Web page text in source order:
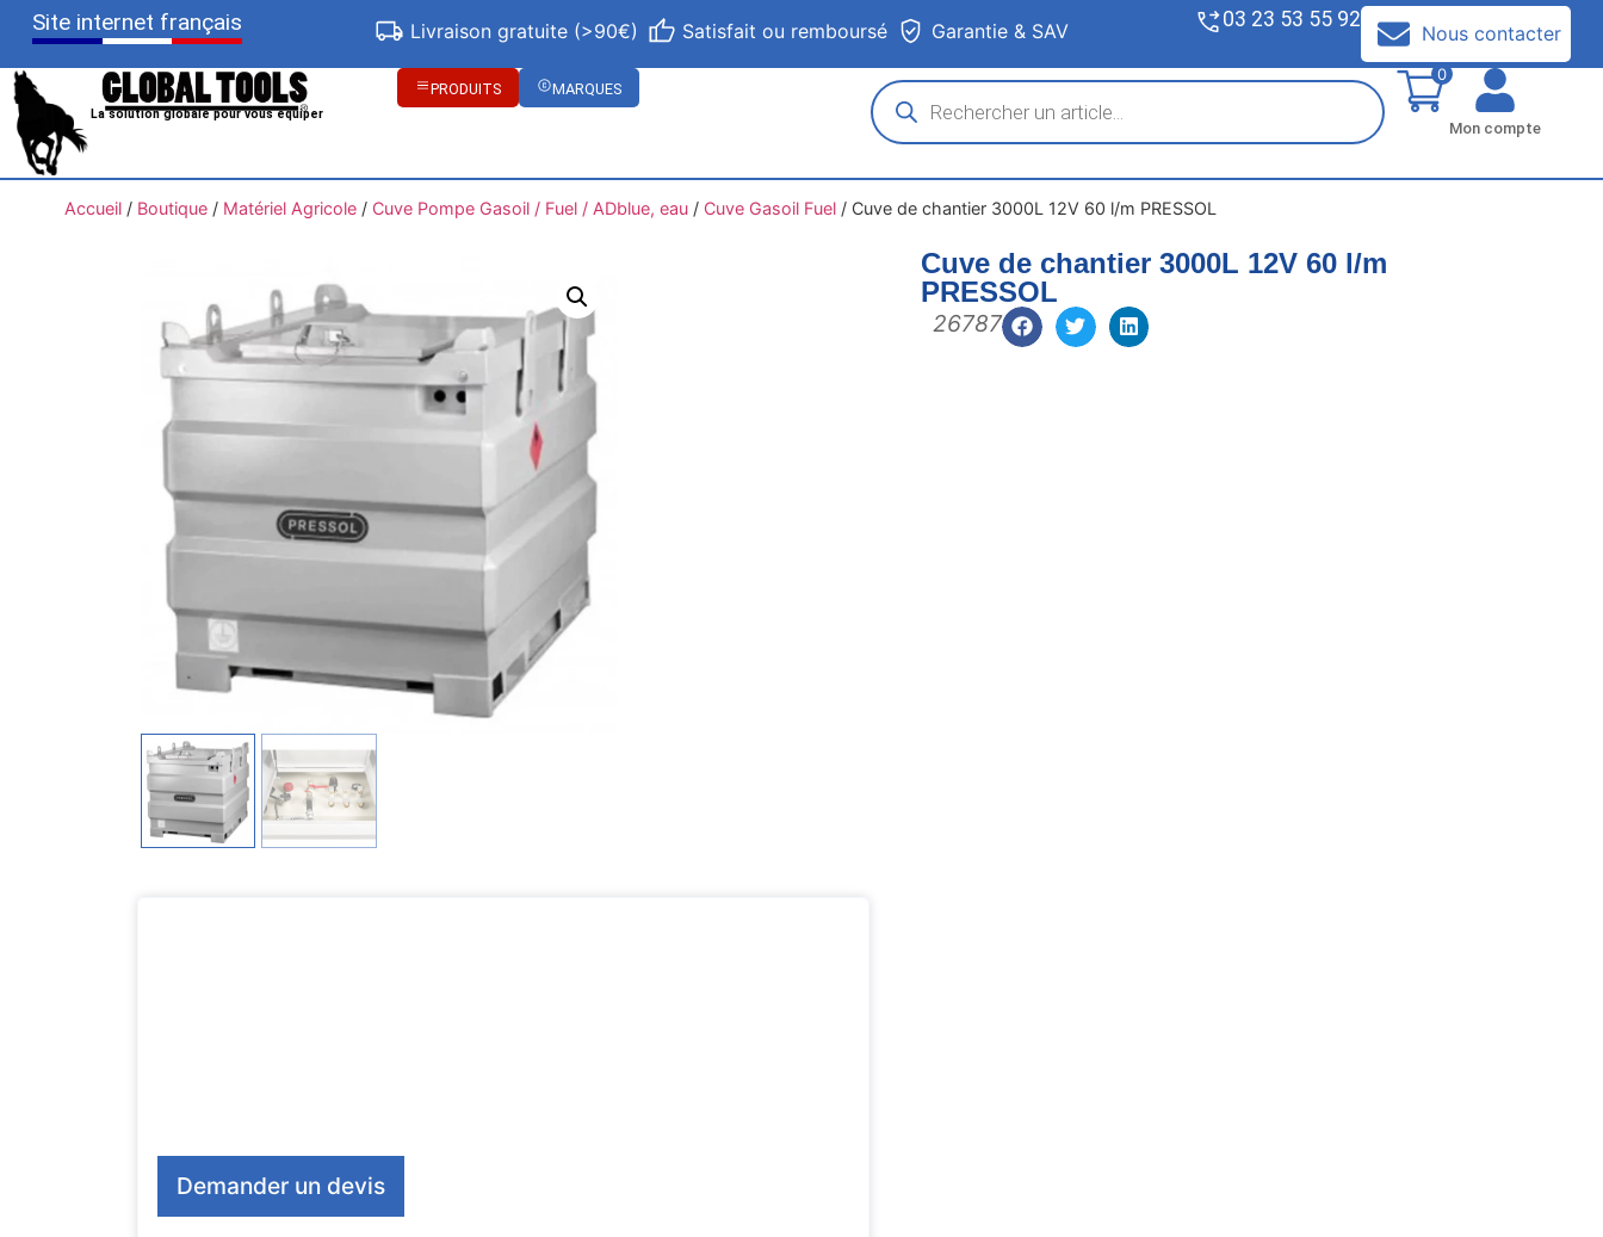
Site internet français Livraison gratuite (>90€) Satisfait ou remboursé Garantie & SAV 03 23 53 55 92
Nous contacter
La solution globale pour vous équiper
PRODUITS MARQUES
0
Mon compte
Accueil/ Boutique/ Matériel Agricole/ Cuve Pompe Gasoil / Fuel / ADblue, eau/ Cuve Gasoil Fuel/ Cuve de chantier 3000L 12V 60 l/m PRESSOL
Cuve de chantier 3000L 12V 60 l/m
PRESSOL
26787
Demander un devis